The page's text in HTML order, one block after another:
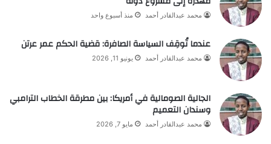
محمد عبدالقادر أحمد منذ أسبوع واحد
عندما تُوقِف السياسة الصافرة: قضية الحكم عمر عرتن
محمد عبدالقادر أحمد يونيو 11, 2026
الجالية الصومالية في أمريكا: بين مطرقة الخطاب الترامبي
وسندان التعميم
محمد عبدالقادر أحمد مايو 7, 2026